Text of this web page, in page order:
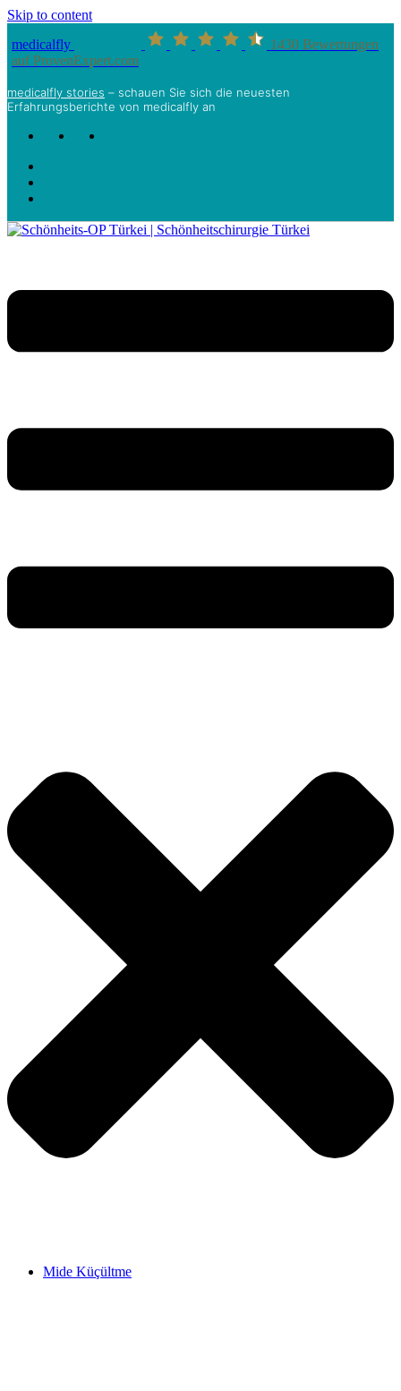
Skip to content
medicalfly
1430 Bewertungen
auf ProvenExpert.com
medicalfly stories – schauen Sie sich die neuesten
Erfahrungsberichte von medicalfly an
Mide Küçültme